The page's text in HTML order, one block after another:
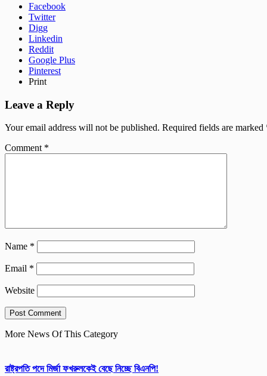
Facebook
Twitter
Digg
Linkedin
Reddit
Google Plus
Pinterest
Print
Leave a Reply
Your email address will not be published. Required fields are marked
Comment *
Name *
Email *
Website
More News Of This Category
রাষ্ট্রপতি পদে মির্জা ফখরুলকেই বেছে নিচ্ছে বিএনপি!